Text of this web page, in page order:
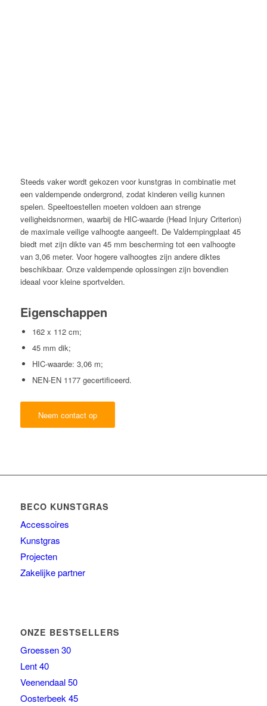
Steeds vaker wordt gekozen voor kunstgras in combinatie met
een valdempende ondergrond, zodat kinderen veilig kunnen
spelen. Speeltoestellen moeten voldoen aan strenge
veiligheidsnormen, waarbij de HIC-waarde (Head Injury Criterion)
de maximale veilige valhoogte aangeeft. De Valdempingplaat 45
biedt met zijn dikte van 45 mm bescherming tot een valhoogte
van 3,06 meter. Voor hogere valhoogtes zijn andere diktes
beschikbaar. Onze valdempende oplossingen zijn bovendien
ideaal voor kleine sportvelden.
Eigenschappen
162 x 112 cm;
45 mm dik;
HIC-waarde: 3,06 m;
NEN-EN 1177 gecertificeerd.
Neem contact op
BECO KUNSTGRAS
Accessoires
Kunstgras
Projecten
Zakelijke partner
ONZE BESTSELLERS
Groessen 30
Lent 40
Veenendaal 50
Oosterbeek 45